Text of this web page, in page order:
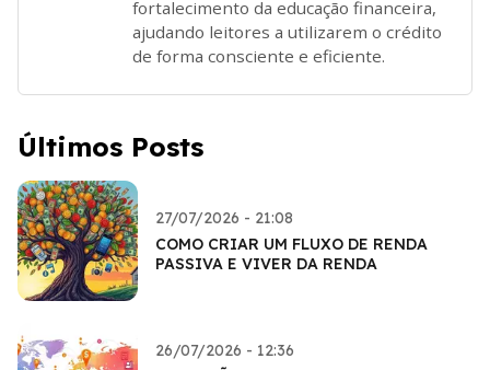
fortalecimento da educação financeira,
ajudando leitores a utilizarem o crédito
de forma consciente e eficiente.
Últimos Posts
27/07/2026 - 21:08
COMO CRIAR UM FLUXO DE RENDA
PASSIVA E VIVER DA RENDA
26/07/2026 - 12:36